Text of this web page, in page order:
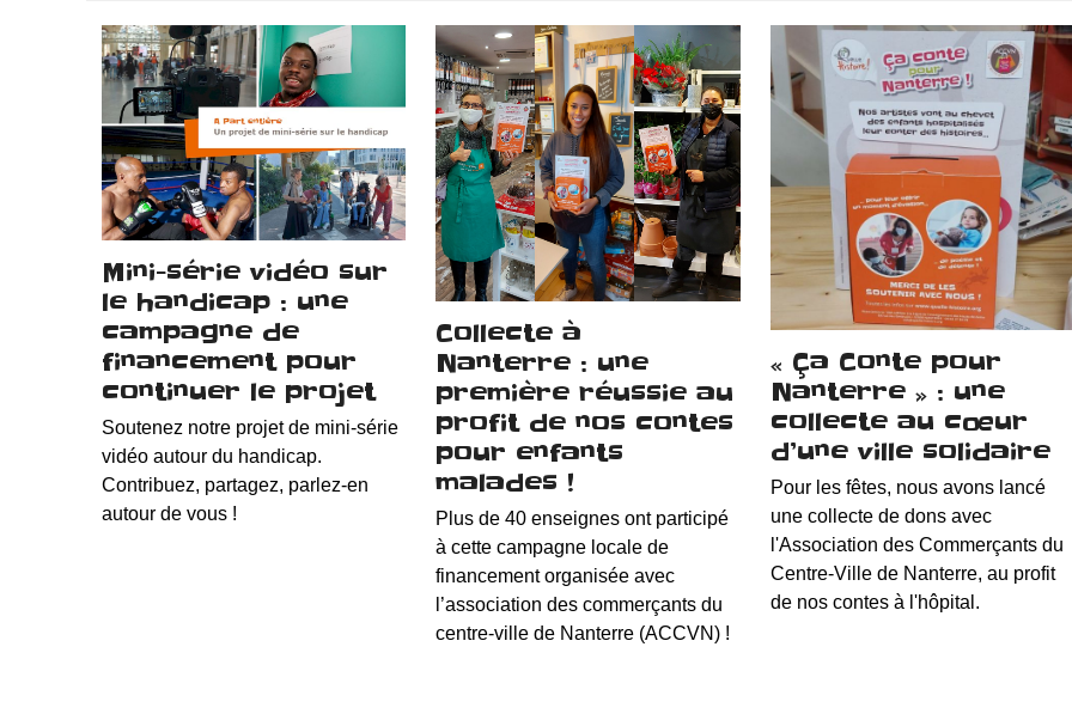
Mini-série vidéo sur
le handicap : une
campagne de
financement pour
continuer le projet
Soutenez notre projet de mini-série
vidéo autour du handicap.
Contribuez, partagez, parlez-en
autour de vous !
Collecte à
Nanterre : une
première réussie au
profit de nos contes
pour enfants
malades !
Plus de 40 enseignes ont participé
à cette campagne locale de
financement organisée avec
l’association des commerçants du
centre-ville de Nanterre (ACCVN) !
« Ça Conte pour
Nanterre » : une
collecte au cœur
d’une ville solidaire
Pour les fêtes, nous avons lancé
une collecte de dons avec
l'Association des Commerçants du
Centre-Ville de Nanterre, au profit
de nos contes à l'hôpital.